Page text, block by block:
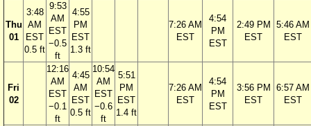
Thu
01
3:48
AM
EST
0.5 ft
9:53
AM
EST
−0.5
ft
4:55
PM
EST
1.3 ft
7:26 AM
EST
4:54
PM
EST
2:49 PM
EST
5:46 AM
EST
Fri
02
12:16
AM
EST
−0.1
ft
4:45
AM
EST
0.5 ft
10:54
AM
EST
−0.6
ft
5:51
PM
EST
1.4 ft
7:26 AM
EST
4:54
PM
EST
3:56 PM
EST
6:57 AM
EST